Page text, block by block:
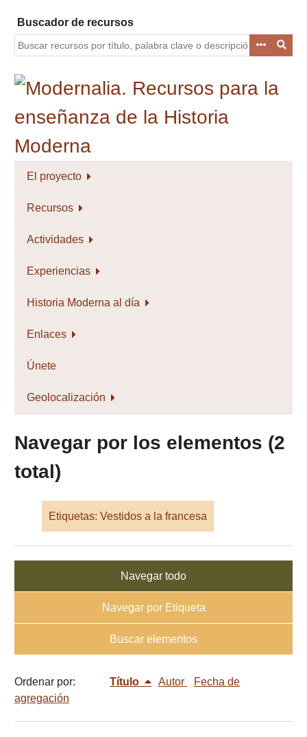
contenido
principal
Buscador de recursos
El proyecto
Recursos
Actividades
Experiencias
Historia Moderna al día
Enlaces
Únete
Geolocalización
Navegar por los elementos (2
total)
Etiquetas: Vestidos a la francesa
Navegar todo
Navegar por Etiqueta
Buscar elementos
Ordenar por: Título Autor
Fecha de
agregación